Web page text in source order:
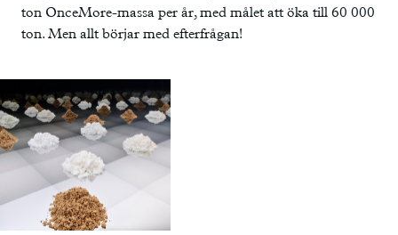
ton OnceMore-massa per år, med målet att öka till 60 000
ton. Men allt börjar med efterfrågan!